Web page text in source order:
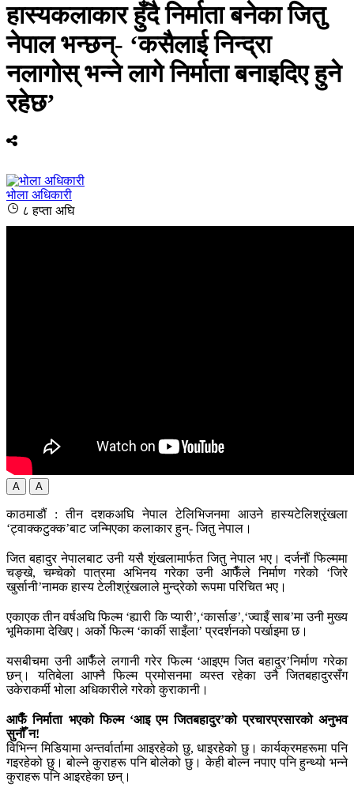
हास्यकलाकार हुँदै निर्माता बनेका जितु
नेपाल भन्छन्- ‘कसैलाई निन्द्रा
नलागोस् भन्ने लागे निर्माता बनाइदिए हुने
रहेछ’
भोला अधिकारी
८ हप्ता अघि
A A
काठमाडौं : तीन दशकअघि नेपाल टेलिभिजनमा आउने हास्यटेलिश्रृंखला
‘ट्वाक्कटुक्क’बाट जन्मिएका कलाकार हुन्- जितु नेपाल।
जित बहादुर नेपालबाट उनी यसै शृंखलामार्फत जितु नेपाल भए। दर्जनौं फिल्ममा
चङ्खे, चम्चेको पात्रमा अभिनय गरेका उनी आफैँले निर्माण गरेको ‘जिरे
खुर्सानी’नामक हास्य टेलीश्रृंखलाले मुन्द्रेको रूपमा परिचित भए।
एकाएक तीन वर्षअघि फिल्म ‘ह्यारी कि प्यारी’,‘कार्साङ’,‘ज्वाइँ साब’मा उनी मुख्य
भूमिकामा देखिए। अर्को फिल्म ‘कार्की साइँला’ प्रदर्शनको पर्खाइमा छ।
यसबीचमा उनी आफैँले लगानी गरेर फिल्म ‘आइएम जित बहादुर’निर्माण गरेका
छन्। यतिबेला आफ्नै फिल्म प्रमोसनमा व्यस्त रहेका उनै जितबहादुरसँग
उकेराकर्मी भोला अधिकारीले गरेको कुराकानी।
आफैँ निर्माता भएको फिल्म ‘आइ एम जितबहादुर’को प्रचारप्रसारको अनुभव
सुनौँ न!
विभिन्न मिडियामा अन्तर्वार्तामा आइरहेको छु, धाइरहेको छु। कार्यक्रमहरूमा पनि
गइरहेको छु। बोल्ने कुराहरू पनि बोलेको छु। केही बोल्न नपाए पनि हुन्थ्यो भन्ने
कुराहरू पनि आइरहेका छन्।